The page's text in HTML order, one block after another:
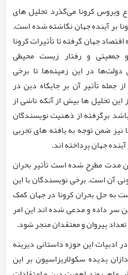
ویروس کرونا می­‌گذرد تحلیل­ های
بر آینده جهان نگاشته شده است.
اقتصاد جهان گرفته تا تأثیرات کرونا
جمعیتی و رفتار زیست محیطی
در این زمینه‌­ها تا برخی
جمله تأثیر آن بر جایگاه دین در
این تحلیل ها بیش از آنکه ناشی از
برگرفته از ذهنیت نویسندگان
ضمن توجه به یافته های تجربی
جهان پرداخته اند.
مدت مطرح شده است تأثیر بحران
آن است. برخی نویسندگان با این
به حل بحران کرونا در جهان کمک
سر داده و مدعی شده اند این امر
پیروان و معتقدان منجر شود.
ادبیات این حوزه داستانی دیرینه
پدیده سکولاریزاسیون بر این